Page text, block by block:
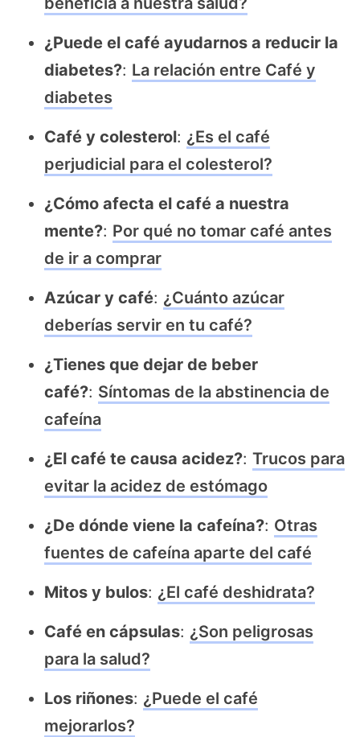
¿Puede el café ayudarnos a reducir la
diabetes?: La relación entre Café y
diabetes
Café y colesterol: ¿Es el café
perjudicial para el colesterol?
¿Cómo afecta el café a nuestra
mente?: Por qué no tomar café antes
de ir a comprar
Azúcar y café: ¿Cuánto azúcar
deberías servir en tu café?
¿Tienes que dejar de beber
café?: Síntomas de la abstinencia de
cafeína
¿El café te causa acidez?: Trucos para
evitar la acidez de estómago
¿De dónde viene la cafeína?: Otras
fuentes de cafeína aparte del café
Mitos y bulos: ¿El café deshidrata?
Café en cápsulas: ¿Son peligrosas
para la salud?
Los riñones: ¿Puede el café
mejorarlos?